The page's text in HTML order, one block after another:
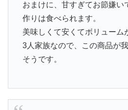
おまけに、甘すぎてお節嫌い
作りは食べられます。
美味しくて安くてボリューム
3人家族なので、この商品が
そうです。